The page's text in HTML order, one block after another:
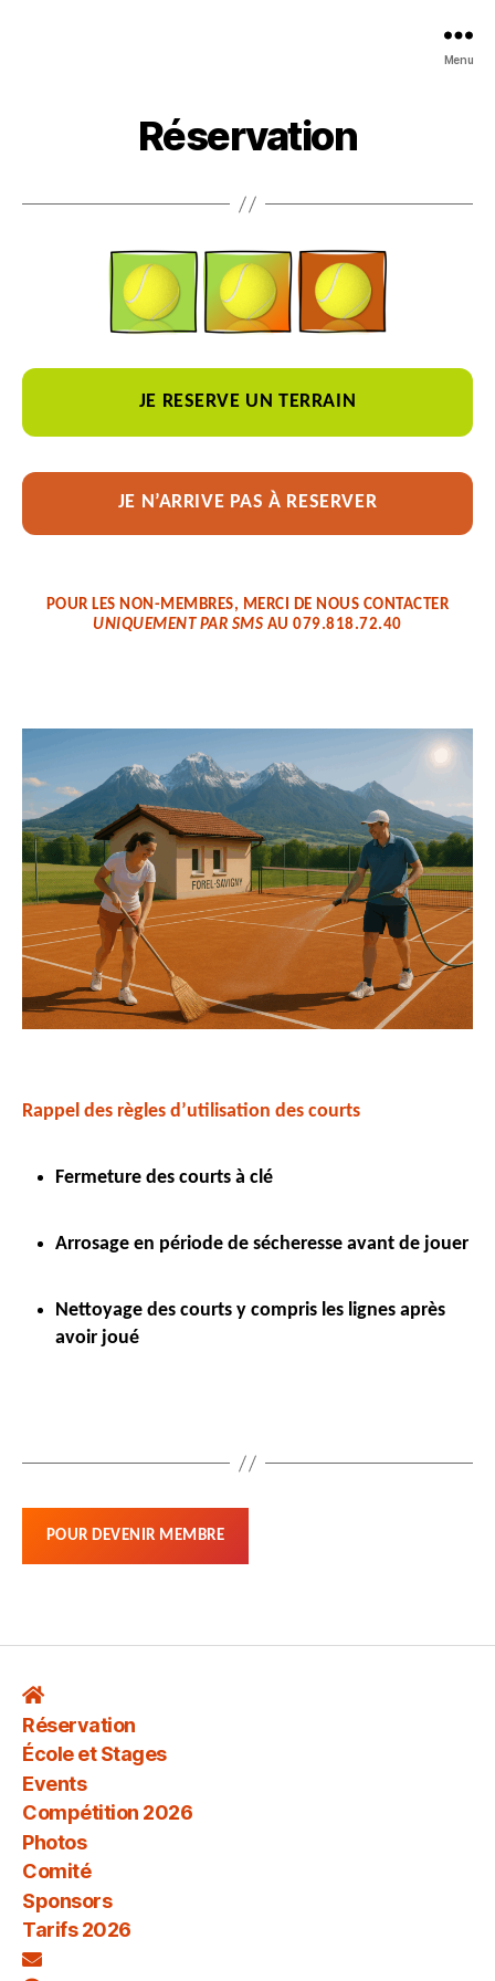
Menu
Réservation
JE RESERVE UN TERRAIN
JE N’ARRIVE PAS À RESERVER
POUR LES NON-MEMBRES, MERCI DE NOUS CONTACTER
UNIQUEMENT PAR SMS AU079.818.72.40
Rappel des règles d’utilisation des courts
Fermeture des courts à clé
Arrosage en période de sécheresse avant de jouer
Nettoyage des courts y compris les lignes après
avoir joué
POUR DEVENIR MEMBRE
Réservation
École et Stages
Events
Compétition 2026
Photos
Comité
Sponsors
Tarifs 2026